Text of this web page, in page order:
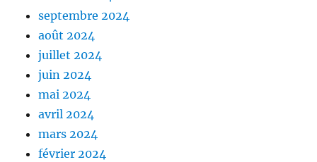
septembre 2024
août 2024
juillet 2024
juin 2024
mai 2024
avril 2024
mars 2024
février 2024